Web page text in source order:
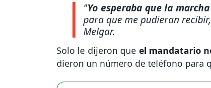
"Yo esperaba que la
para que me pudieran
Melgar.
Solo le dijeron que el mandatario
dieron un número de teléfono para